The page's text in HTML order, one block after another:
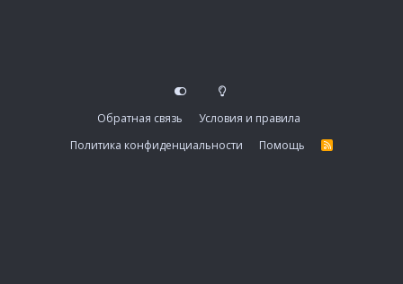
Обратная связь
Условия и правила
Политика конфиденциальности
Помощь
R